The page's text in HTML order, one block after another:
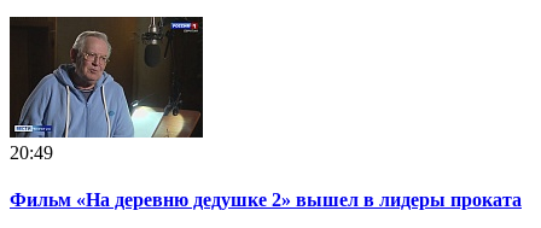
20:49
Фильм «На деревню дедушке 2» вышел в лидеры проката